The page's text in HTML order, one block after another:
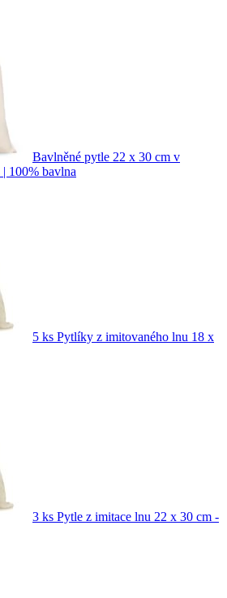
Bavlněné pytle 22 x 30 cm v
100% bavlna
5 ks Pytlíky z imitovaného lnu 18 x
3 ks Pytle z imitace lnu 22 x 30 cm -